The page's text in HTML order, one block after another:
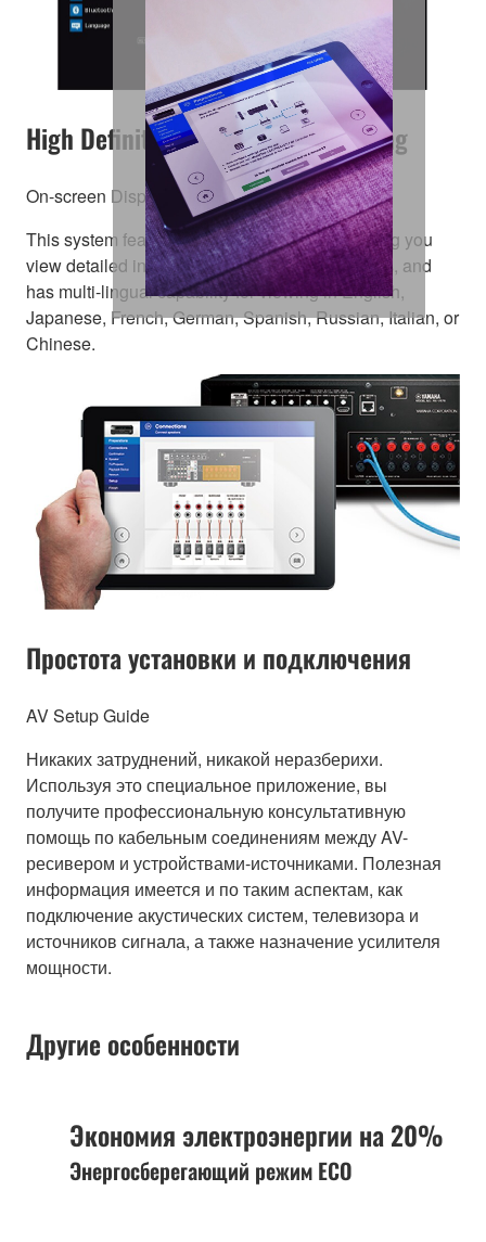
High Definition, Comfortable Viewing
On-screen Display
This system features a high-precision font, letting you
view detailed information of your music contents, and
has multi-lingual capability for viewing in English,
Japanese, French, German, Spanish, Russian, Italian, or
Chinese.
Простота установки и подключения
AV Setup Guide
Никаких затруднений, никакой неразберихи.
Используя это специальное приложение, вы
получите профессиональную консультативную
помощь по кабельным соединениям между AV-
ресивером и устройствами-источниками. Полезная
информация имеется и по таким аспектам, как
подключение акустических систем, телевизора и
источников сигнала, а также назначение усилителя
мощности.
Другие особенности
Экономия электроэнергии на 20%
Энергосберегающий режим ECO